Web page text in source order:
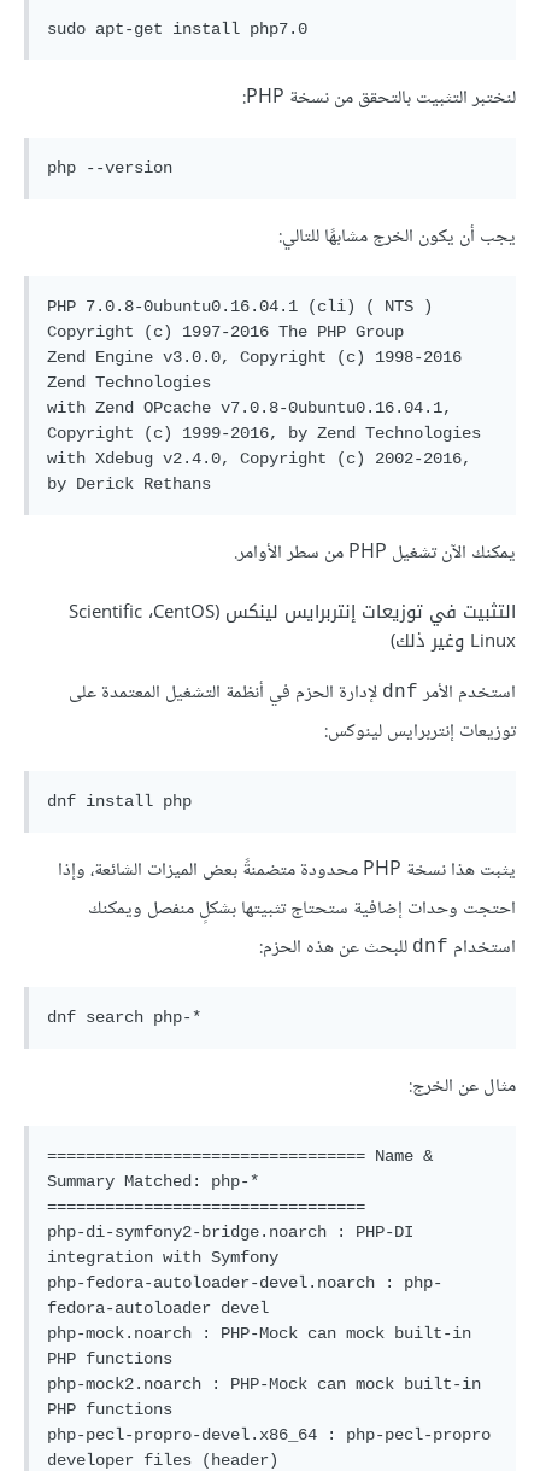
لنختبر التثبيت بالتحقق من نسخة PHP:
يجب أن يكون الخرج مشابهًا للتالي:
PHP 7.0.8-0ubuntu0.16.04.1 (cli) ( NTS )
Copyright (c) 1997-2016 The PHP Group
Zend Engine v3.0.0, Copyright (c) 1998-2016
Zend Technologies
with Zend OPcache v7.0.8-0ubuntu0.16.04.1,
Copyright (c) 1999-2016, by Zend Technologies
with Xdebug v2.4.0, Copyright (c) 2002-2016,
يمكنك الآن تشغيل PHP من سطر الأوامر.
التثبيت في توزيعات إنتربرايس لينكس (CentOS، ‏Scientific
Linux وغير ذلك)
استخدم الأمر dnf لإدارة الحزم في أنظمة التشغيل المعتمدة على
توزيعات إنتربرايس لينوكس:
يثبت هذا نسخة PHP محدودة متضمنةً بعض الميزات الشائعة، وإذا
احتجت وحدات إضافية ستحتاج تثبيتها بشكلٍ منفصل ويمكنك
استخدام dnf للبحث عن هذه الحزم:
مثال عن الخرج:
================================= Name &
Summary Matched: php-*
=================================
php-di-symfony2-bridge.noarch : PHP-DI
integration with Symfony
php-fedora-autoloader-devel.noarch : php-
fedora-autoloader devel
php-mock.noarch : PHP-Mock can mock built-in
PHP functions
php-mock2.noarch : PHP-Mock can mock built-in
PHP functions
php-pecl-propro-devel.x86_64 : php-pecl-propro
developer files (header)